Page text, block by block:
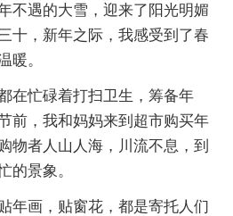
不遇的大雪，迎来了阳光明媚
十，新年之际，我感受到了春
暖。
在忙碌着打扫卫生，筹备年
前，我和妈妈来到超市购买年
物者人山人海，川流不息，到
的景象。
年画，贴窗花，都是寄托人们